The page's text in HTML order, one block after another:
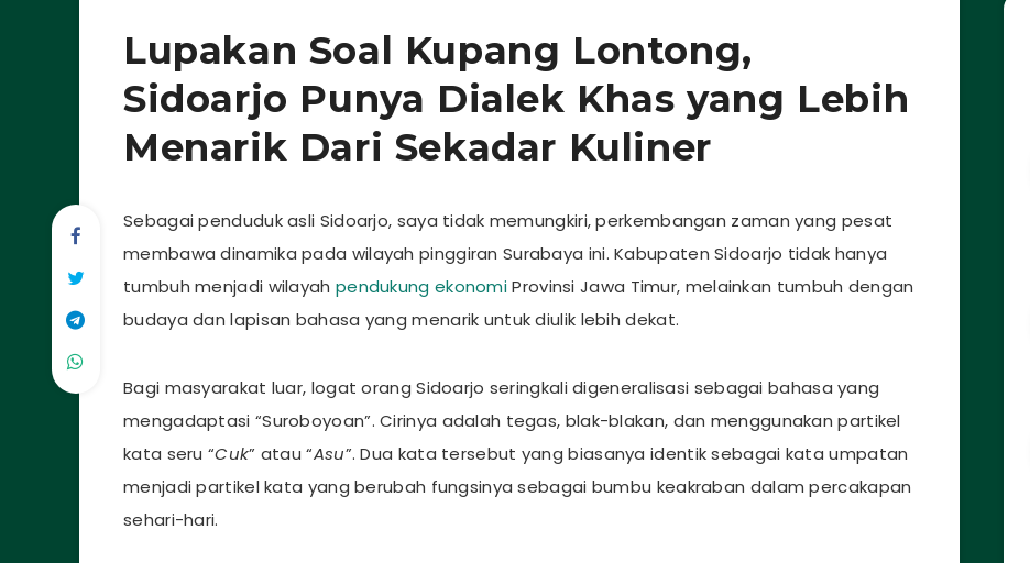
Lupakan Soal Kupang Lontong,
Sidoarjo Punya Dialek Khas yang Lebih
Menarik Dari Sekadar Kuliner
Sebagai penduduk asli Sidoarjo, saya tidak memungkiri, perkembangan zaman yang pesat
membawa dinamika pada wilayah pinggiran Surabaya ini. Kabupaten Sidoarjo tidak hanya
tumbuh menjadi wilayah pendukung ekonomiProvinsi Jawa Timur, melainkan tumbuh dengan
budaya dan lapisan bahasa yang menarik untuk diulik lebih dekat.
Bagi masyarakat luar, logat orang Sidoarjo seringkali digeneralisasi sebagai bahasa yang
mengadaptasi “Suroboyoan”. Cirinya adalah tegas, blak-blakan, dan menggunakan partikel
kata seru “Cuk” atau “Asu”. Dua kata tersebut yang biasanya identik sebagai kata umpatan
menjadi partikel kata yang berubah fungsinya sebagai bumbu keakraban dalam percakapan
sehari-hari.